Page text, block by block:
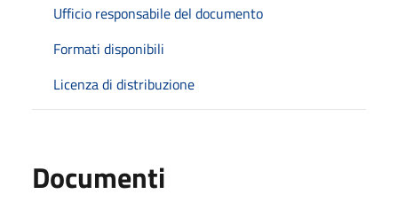
Ufficio responsabile del documento
Formati disponibili
Licenza di distribuzione
Documenti